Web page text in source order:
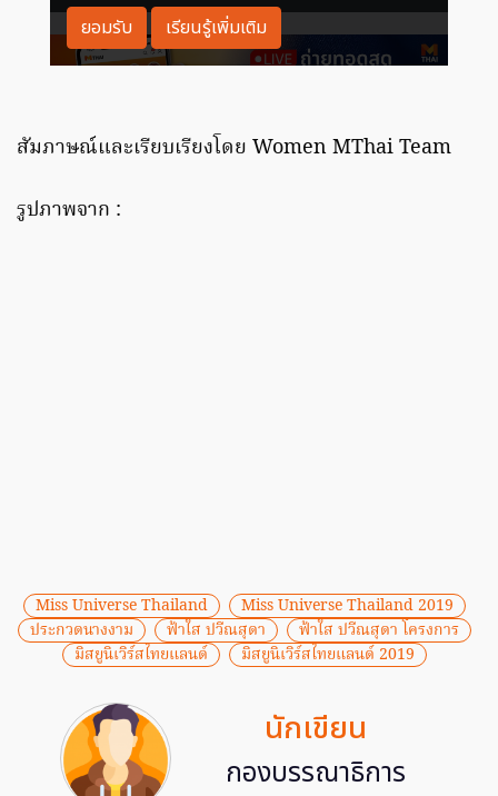
สัมภาษณ์และเรียบเรียงโดย Women MThai Team
รูปภาพจาก :
Miss Universe Thailand
Miss Universe Thailand 2019
ประกวดนางงาม
ฟ้าใส ปวีณสุดา
ฟ้าใส ปวีณสุดา โครงการ
มิสยูนิเวิร์สไทยแลนด์
มิสยูนิเวิร์สไทยแลนด์ 2019
นักเขียน
กองบรรณาธิการ